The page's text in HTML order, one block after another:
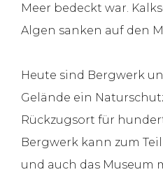
Meer bedeckt war.
Algen sanken auf den
Heute sind Bergwerk
Gelände ein
Rückzugsort für
Bergwerk kann zum
und auch das Museum